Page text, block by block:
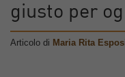
giusto per
Articolo di Maria Rita